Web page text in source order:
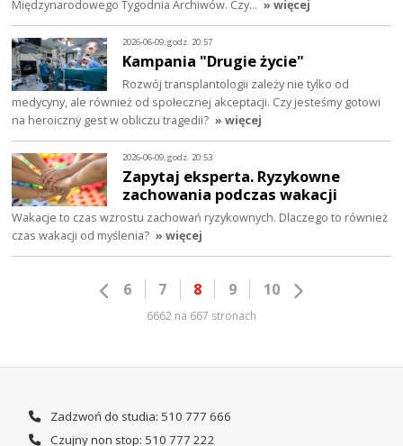
Międzynarodowego Tygodnia Archiwów. Czy… » więcej
2026-06-09, godz. 20:57
Kampania "Drugie życie"
Rozwój transplantologii zależy nie tylko od
medycyny, ale również od społecznej akceptacji. Czy jesteśmy gotowi
na heroiczny gest w obliczu tragedii? » więcej
2026-06-09, godz. 20:53
Zapytaj eksperta. Ryzykowne
zachowania podczas wakacji
Wakacje to czas wzrostu zachowań ryzykownych. Dlaczego to również
czas wakacji od myślenia? » więcej
6 7 8 9 10
6662 na 667 stronach
Zadzwoń do studia: 510 777 666
Czujny non stop: 510 777 222